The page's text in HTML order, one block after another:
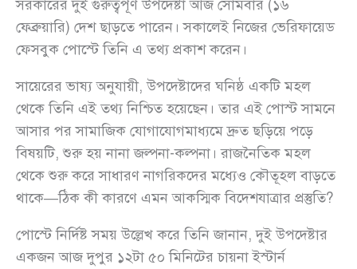
সরকারের দুই গুরুত্বপূর্ণ উপদেষ্টা আজ সোমবার (১৬
ফেব্রুয়ারি) দেশ ছাড়তে পারেন। সকালেই নিজের ভেরিফায়েড
ফেসবুক পোস্টে তিনি এ তথ্য প্রকাশ করেন।
সায়েরের ভাষ্য অনুযায়ী, উপদেষ্টাদের ঘনিষ্ঠ একটি মহল
থেকে তিনি এই তথ্য নিশ্চিত হয়েছেন। তার এই পোস্ট সামনে
আসার পর সামাজিক যোগাযোগমাধ্যমে দ্রুত ছড়িয়ে পড়ে
বিষয়টি, শুরু হয় নানা জল্পনা-কল্পনা। রাজনৈতিক মহল
থেকে শুরু করে সাধারণ নাগরিকদের মধ্যেও কৌতূহল বাড়তে
থাকে—ঠিক কী কারণে এমন আকস্মিক বিদেশযাত্রার প্রস্তুতি?
পোস্টে নির্দিষ্ট সময় উল্লেখ করে তিনি জানান, দুই উপদেষ্টার
একজন আজ দুপুর ১২টা ৫০ মিনিটের চায়না ইস্টার্ন